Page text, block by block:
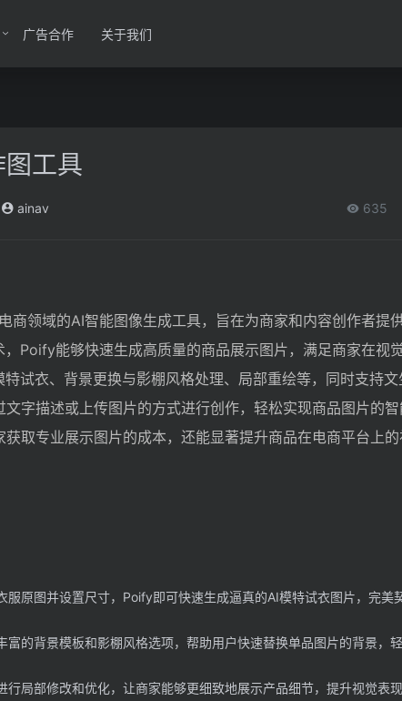
广告合作 关于我们
工具
ainav 635
商领域的AI智能图像生成工具，旨在为商家和内容创作者提
Poify能够快速生成高质量的商品展示图片，满足商家在视
试衣、背景更换与影棚风格处理、局部重绘等，同时支持
字描述或上传图片的方式进行创作，轻松实现商品图片的
取专业展示图片的成本，还能显著提升商品在电商平台上
服原图并设置尺寸，Poify即可快速生成逼真的AI模特试衣图片，完美
富的背景模板和影棚风格选项，帮助用户快速替换单品图片的背景，
行局部修改和优化，让商家能够更细致地展示产品细节，提升视觉表